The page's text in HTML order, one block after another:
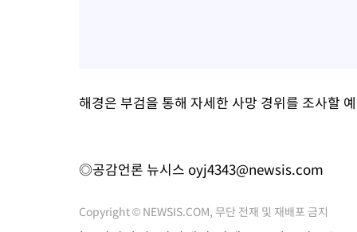
해경은 부검을 통해 자세한 사망 경위를 조사할
◎공감언론 뉴시스 oyj4343@newsis.com
Copyright © NEWSIS.COM, 무단 전재 및 재배포 금지